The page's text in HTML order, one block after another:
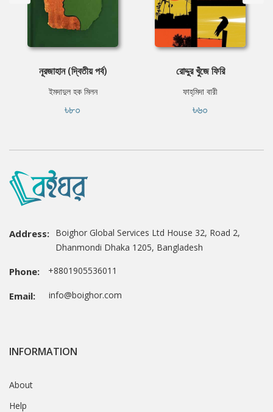
নূরজাহান (দ্বিতীয় পর্ব)
ইমদাদুল হক মিলন
৳৮০
রোদ্দুর খুঁজে ফিরি
ফাহ্‌মিদা বারী
৳৬০
Address: Boighor Global Services Ltd House 32, Road 2,
Dhanmondi Dhaka 1205, Bangladesh
Phone: +8801905536011
Email: info@boighor.com
INFORMATION
About
Help